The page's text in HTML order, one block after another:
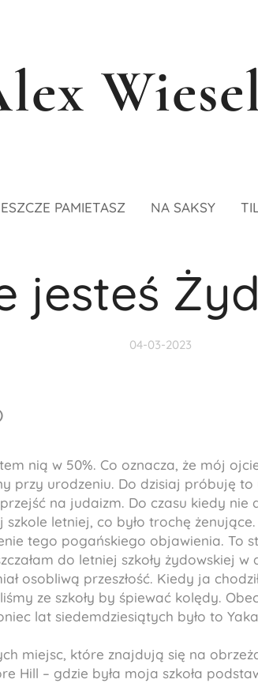
PAMIETASZ NA SAKSY
jesteś
04-03-2023
nią w 50%. Co oznacza, że mój
przy urodzeniu. Do dzisiaj próbuję to
na judaizm. Do czasu kiedy nie
szkole letniej, co było trochę żenujące.
tego pogańskiego objawienia. To
do letniej szkoły żydowskiej
osobliwą przeszłość. Kiedy ja
ze szkoły by śpiewać kolędy.
lat siedemdziesiątych było to
miejsc, które znajdują się na
Hill – gdzie była moja szkoła